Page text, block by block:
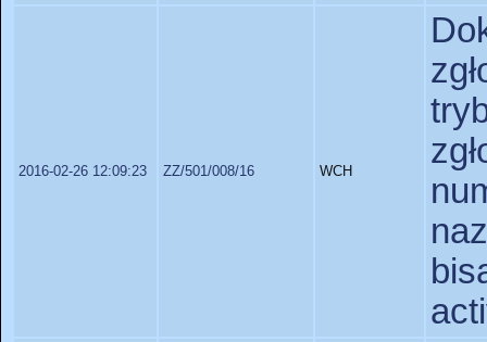
2016-02-26 12:09:23 ZZ/501/008/16 WCH